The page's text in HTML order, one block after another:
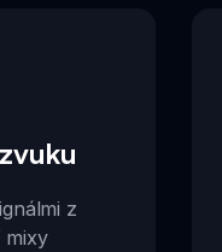
z
mixy